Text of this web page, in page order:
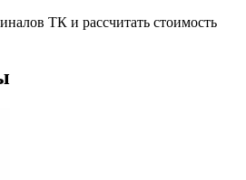
ТК и рассчитать стоимость